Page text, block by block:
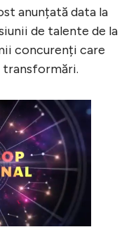
anunțată data la
de talente de la
concurenți care
transformări.